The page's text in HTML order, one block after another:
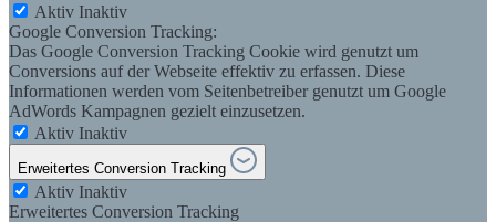
Aktiv Inaktiv
Google Conversion Tracking:
Das Google Conversion Tracking Cookie wird genutzt um
Conversions auf der Webseite effektiv zu erfassen. Diese
Informationen werden vom Seitenbetreiber genutzt um Google
AdWords Kampagnen gezielt einzusetzen.
Aktiv Inaktiv
Erweitertes Conversion Tracking
Aktiv Inaktiv
Erweitertes Conversion Tracking